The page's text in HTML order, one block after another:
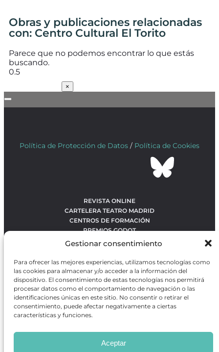
Gestionar consentimiento
Para ofrecer las mejores experiencias, utilizamos tecnologías como
las cookies para almacenar y/o acceder a la información del
dispositivo. El consentimiento de estas tecnologías nos permitirá
procesar datos como el comportamiento de navegación o las
identificaciones únicas en este sitio. No consentir o retirar el
consentimiento, puede afectar negativamente a ciertas
características y funciones.
Aceptar
Obras y publicaciones relacionadas
con: Centro Cultural El Torito
Parece que no podemos encontrar lo que estás
buscando.
×
Política de Protección de Datos / Política de Cookies
REVISTA ONLINE
CARTELERA TEATRO MADRID
CENTROS DE FORMACIÓN
PREMIOS GODOT
CONTACTO
OBRAS MÁS VOTADAS
RANKING MEJORES OBRAS
BÚSQUEDA AVANZADA DE OBRAS
Revista GODOTes una revista independiente especializada
en información sobre artes escénicas de Madrid, gratuita y
que se distribuye en espacios escénicos, además de otros